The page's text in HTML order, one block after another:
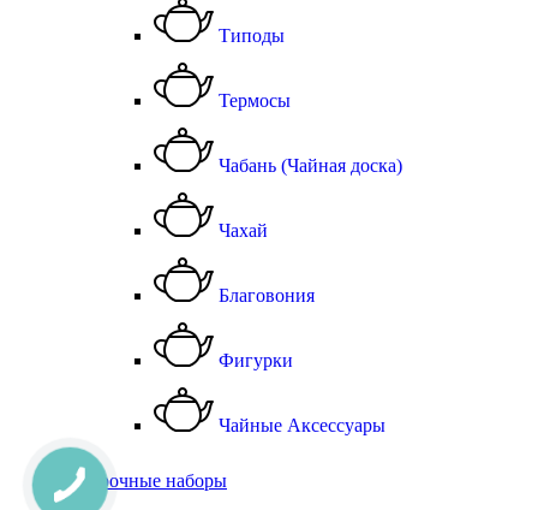
Типоды
Термосы
Чабань (Чайная доска)
Чахай
Благовония
Фигурки
Чайные Аксессуары
Подарочные наборы